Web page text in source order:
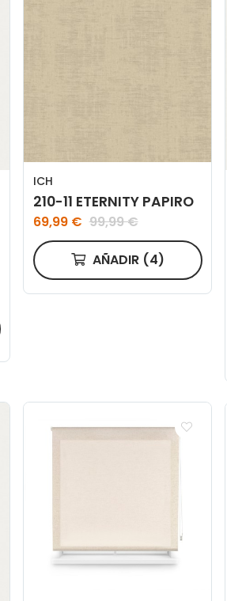
ICH
210-11 ETERNITY PAPIRO
69,99 € 99,99 €
AÑADIR (4)